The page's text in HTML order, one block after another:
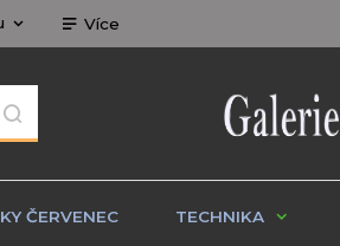
Více
ČERVENEC TECHNIKA